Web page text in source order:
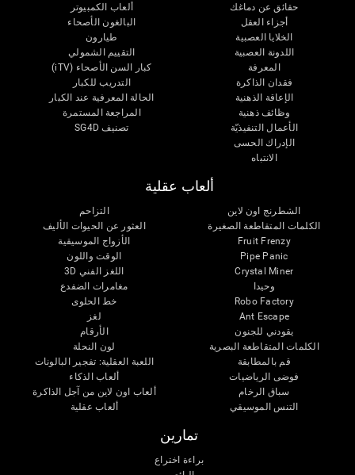
حقائق عن دماغك
أجزاء العقل
الخلايا العصبية
اللدونة العصبية
المعرفة
فقدان الذاكرة
الإعاقة الذهنية
وظائف ذهنية
الأعمال التنفيذيّة
الإدراك الحسى
الانتباه
ألعاب الكمبيوتر
البالغون الأصحاء
طيارون
التقييم الشمولي
كبار السن الأصحاء (iTV)
التدريب للكبار
الحالة المعرفية عند الكبار
المراجعة المستمرة
تصنيف SG4D
ألعاب عقلية
الشطرنج اون لاين
الكلمات المتقاطعة الصغيرة
Fruit Frenzy
Pipe Panic
Crystal Miner
وحيدا
Robo Factory
Ant Escape
يقودني للجنون
الكلمات المتقاطعة البصرية
قم بالمطابقة
فوضى الرياضيات
سباق الرخام
التنس الموسيقي
التزاحم
العثور عن الحيوات الأليف
الأزواج الموسيقية
الوقت واللون
اللغز الفني 3D
مغامرات الضفدع
خط الحلوى
لغز
الأرقام
لون النحلة
اللعبة العقلية: تفجير البالونات
ألعاب الذكاء
ألعاب اون لاين من آجل الذاكرة
ألعاب عقلية
تمارين
براءة اختراع